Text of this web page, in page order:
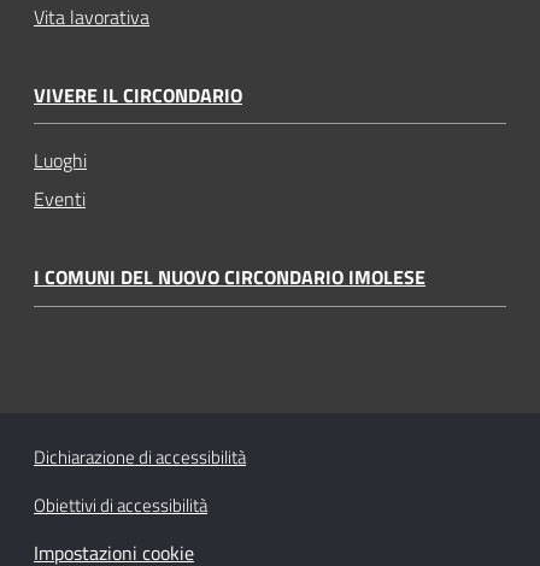
Vita lavorativa
VIVERE IL CIRCONDARIO
Luoghi
Eventi
I COMUNI DEL NUOVO CIRCONDARIO IMOLESE
Dichiarazione di accessibilità
Obiettivi di accessibilità
Impostazioni cookie